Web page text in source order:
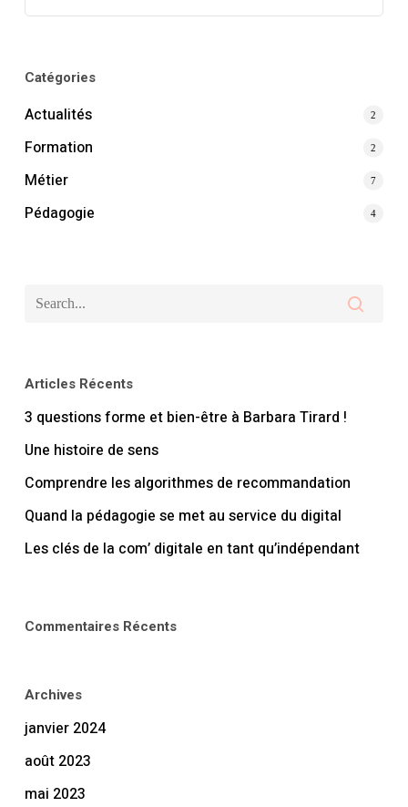
Catégories
Actualités 2
Formation 2
Métier 7
Pédagogie 4
Articles Récents
3 questions forme et bien-être à Barbara Tirard !
Une histoire de sens
Comprendre les algorithmes de recommandation
Quand la pédagogie se met au service du digital
Les clés de la com’ digitale en tant qu’indépendant
Commentaires Récents
Archives
janvier 2024
août 2023
mai 2023